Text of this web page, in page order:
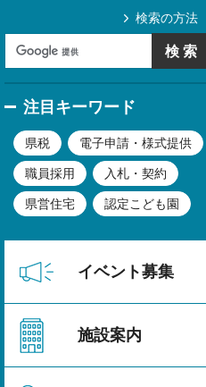
検索の方法
注目キーワード
県税 電子申請・様式提供
職員採用 入札・契約
県営住宅 認定こども園
イベント募集
施設案内